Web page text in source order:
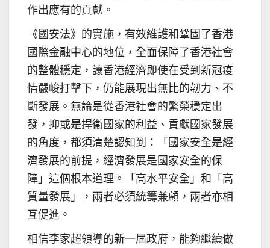
作出應有的貢獻。
《國安法》的實施，有效維護和鞏固了香港
國際金融中心的地位，全面保障了香港社會
的整體穩定，讓香港經濟即使在受到新冠疫
情嚴峻打擊下，仍能展現出無比的韌力、不
斷發展。無論是從香港社會的繁榮穩定出
發，抑或是捍衞國家的利益、貢獻國家發展
的角度，都須清楚認知到：「國家安全是經
濟發展的前提，經濟發展是國家安全的保
障」這個根本道理。「高水平安全」和「高
質量發展」，兩者必須統籌兼顧，兩者亦相
互促進。
相信李家超領導的新一屆政府，能夠繼續做